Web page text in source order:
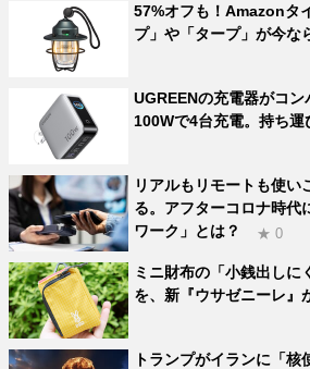
57%オフも！Amazonタ
プ」や「タープ」が今な
UGREENの充電器がコ
100Wで4台充電。持ち
リアルもリモートも使い
る。アフターコロナ時代
ワーク」とは？
★ 0
ミニ財布の「小銭出しに
を、新『ウサゼニーレ』
トランプがイランに「核